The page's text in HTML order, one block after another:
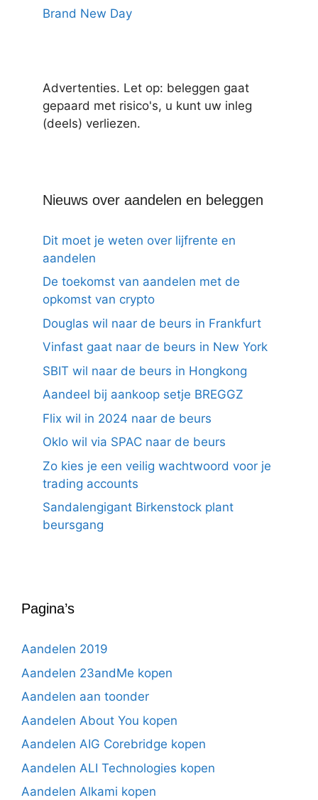
Brand New Day
Advertenties. Let op: beleggen gaat
gepaard met risico's, u kunt uw inleg
(deels) verliezen.
Nieuws over aandelen en beleggen
Dit moet je weten over lijfrente en
aandelen
De toekomst van aandelen met de
opkomst van crypto
Douglas wil naar de beurs in Frankfurt
Vinfast gaat naar de beurs in New York
SBIT wil naar de beurs in Hongkong
Aandeel bij aankoop setje BREGGZ
Flix wil in 2024 naar de beurs
Oklo wil via SPAC naar de beurs
Zo kies je een veilig wachtwoord voor je
trading accounts
Sandalengigant Birkenstock plant
beursgang
Pagina’s
Aandelen 2019
Aandelen 23andMe kopen
Aandelen aan toonder
Aandelen About You kopen
Aandelen AIG Corebridge kopen
Aandelen ALI Technologies kopen
Aandelen Alkami kopen